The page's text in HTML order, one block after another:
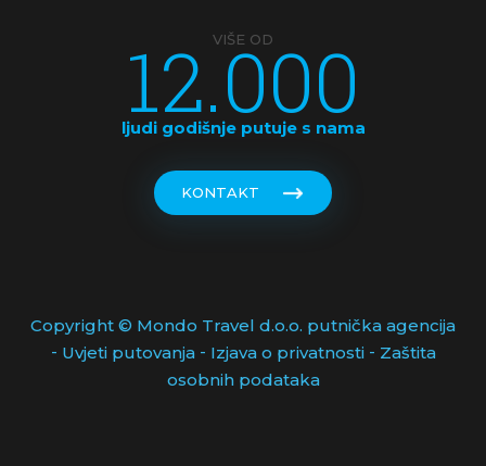
VIŠE OD
12.000
ljudi godišnje putuje s nama
KONTAKT
Copyright © Mondo Travel d.o.o. putnička agencija
- Uvjeti putovanja- Izjava o privatnosti- Zaštita
osobnih podataka